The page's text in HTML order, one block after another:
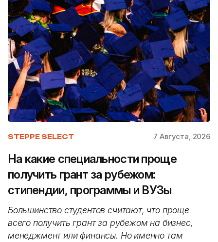
STEPPE SELECT 7 Августа, 2026
На какие специальности проще
получить грант за рубежом:
стипендии, программы и ВУЗы
Большинство студентов считают, что проще
всего получить грант за рубежом на бизнес,
менеджмент или финансы. Но именно там